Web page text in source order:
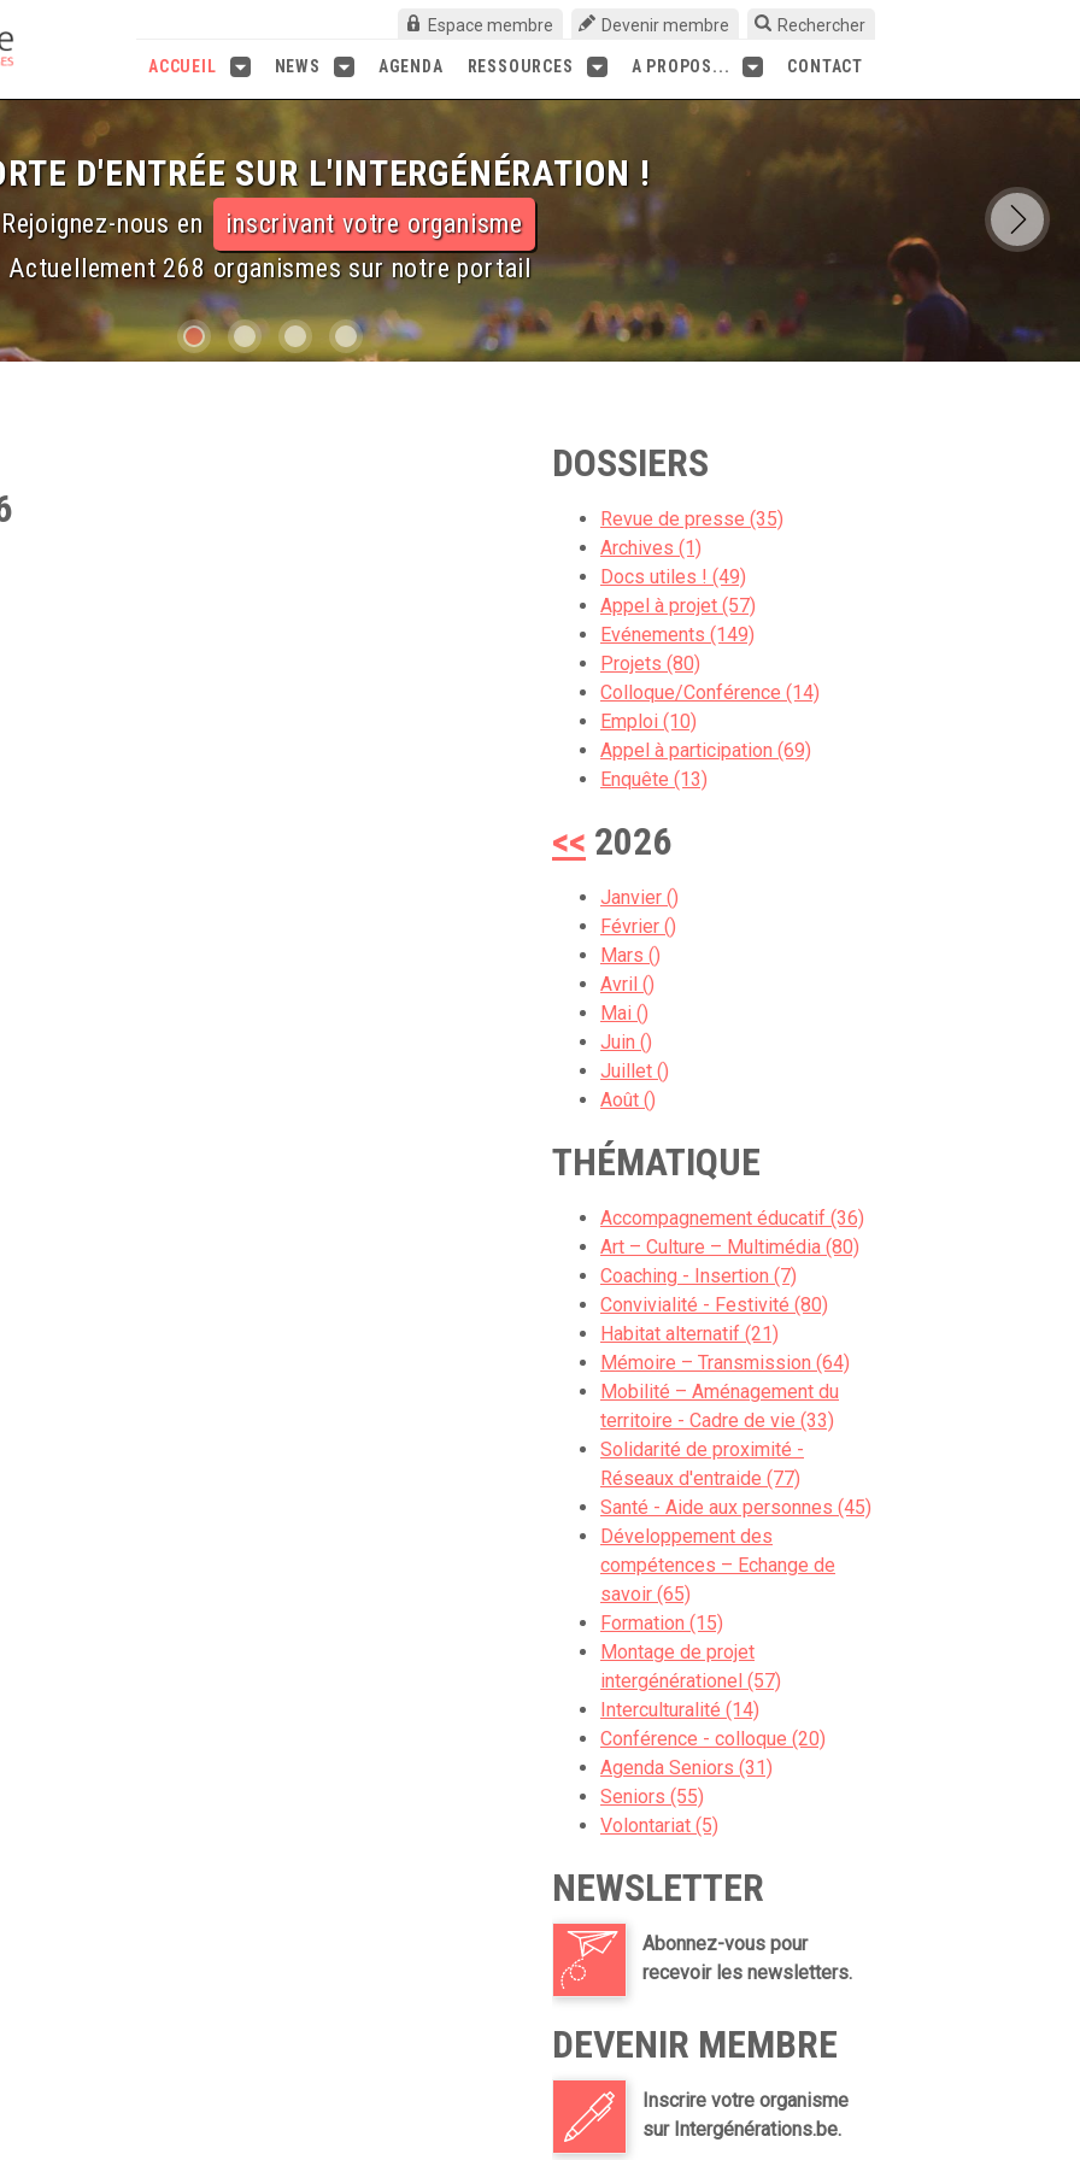
Espace membre Devenir membre Rechercher
CONTACT
A PROPOS...
RESSOURCES
AGENDA
NEWS
ACCUEIL
D'ENTRÉE SUR L'INTERGÉNÉRATION !
Rejoignez-nous en inscrivant votre organisme
Actuellement 268 organismes sur notre portail
DOSSIERS
Revue de presse (35)
Archives (1)
Docs utiles ! (49)
Appel à projet (57)
Evénements (149)
Projets (80)
Colloque/Conférence (14)
Emploi (10)
Appel à participation (69)
Enquête (13)
<< 2026
Janvier ()
Février ()
Mars ()
Avril ()
Mai ()
Juin ()
Juillet ()
Août ()
THÉMATIQUE
Accompagnement éducatif (36)
Art – Culture – Multimédia (80)
Coaching - Insertion (7)
Convivialité - Festivité (80)
Habitat alternatif (21)
Mémoire – Transmission (64)
Mobilité – Aménagement du
territoire - Cadre de vie (33)
Solidarité de proximité -
Réseaux d'entraide (77)
Santé - Aide aux personnes (45)
Développement des
compétences – Echange de
savoir (65)
Formation (15)
Montage de projet
intergénérationel (57)
Interculturalité (14)
Conférence - colloque (20)
Agenda Seniors (31)
Seniors (55)
Volontariat (5)
NEWSLETTER
Abonnez-vous pour
recevoir les newsletters.
DEVENIR MEMBRE
Inscrire votre organisme
sur Intergénérations.be.